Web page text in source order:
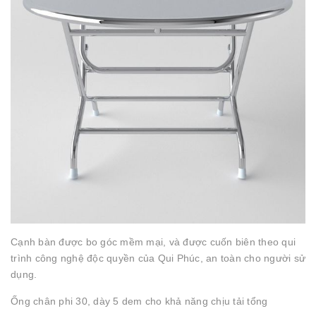
Cạnh bàn được bo góc mềm mại, và được cuốn biên theo qui
trình công nghệ độc quyền của Qui Phúc, an toàn cho người sử
dụng.
Ống chân phi 30, dày 5 dem cho khả năng chịu tải tổng